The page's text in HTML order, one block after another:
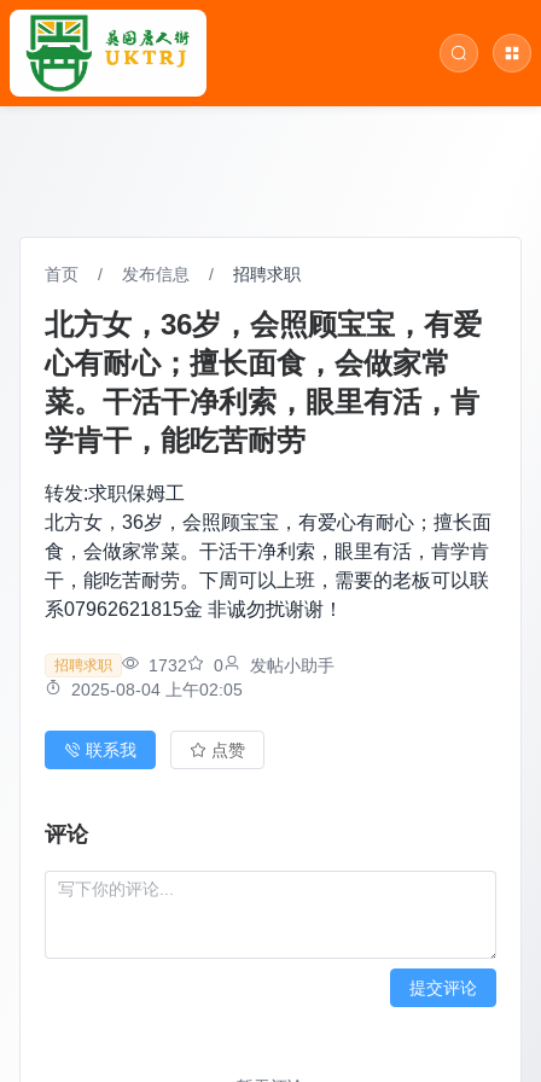
首页 / 发布信息 / 招聘求职
北方女，36岁，会照顾宝宝，有爱
心有耐心；擅长面食，会做家常
菜。干活干净利索，眼里有活，肯
学肯干，能吃苦耐劳
转发:求职保姆工
北方女，36岁，会照顾宝宝，有爱心有耐心；擅长面
食，会做家常菜。干活干净利索，眼里有活，肯学肯
干，能吃苦耐劳。下周可以上班，需要的老板可以联
系07962621815金 非诚勿扰谢谢！
招聘求职 1732 0
发帖小助手
2025-08-04 上午02:05
联系我 点赞
评论
提交评论